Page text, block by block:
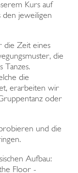
Kurs auf
den jeweiligen
die Zeit eines
die
Tanzes.
die
erarbeiten wir
oder
und die
Aufbau:
Floor -